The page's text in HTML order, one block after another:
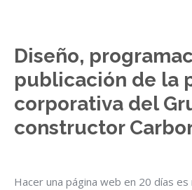
Diseño,
publicación de la
corporativa del
constructor
Hacer una página web en 20 días